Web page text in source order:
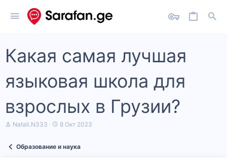
Какая самая лучшая
языковая школа для
взрослых в Грузии?
А
Natali.N333
Д
а
8 Окт 2023
Образование и наука